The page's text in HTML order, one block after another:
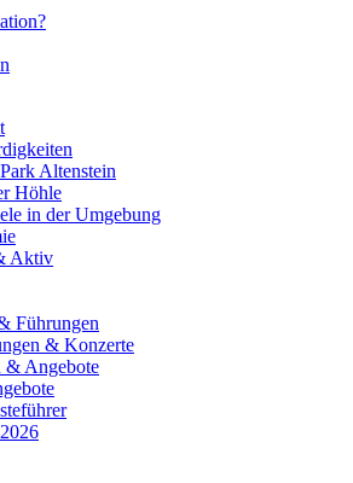
Altenstein
Höhle
in der Umgebung
Aktiv
Führungen
& Konzerte
& Angebote